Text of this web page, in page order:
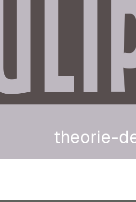
theorie-